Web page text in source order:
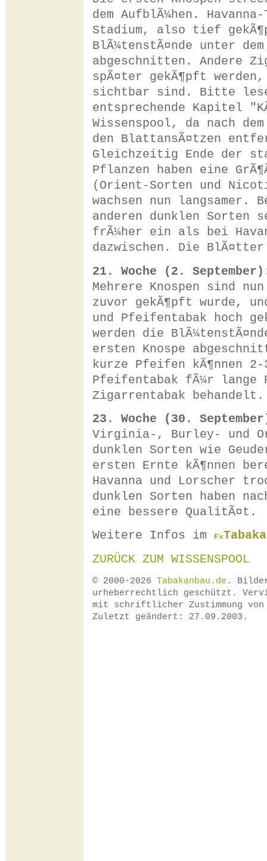
dem AufblÃ¼hen.
Stadium, also tief
BlÃ¼tenstÃ¤nde unter
abgeschnitten. Andere
spÃ¤ter gekÃ¶pft
sichtbar sind. Bitte
entsprechende Kapitel
Wissenspool, da nach
den BlattansÃ¤tzen
Gleichzeitig Ende der
Pflanzen haben eine
(Orient-Sorten und
wachsen nun langsamer.
anderen dunklen Sorten
frÃ¼her ein als bei
dazwischen. Die
21. Woche (2. September):
Mehrere Knospen sind
zuvor gekÃ¶pft wurde,
und Pfeifentabak hoch
werden die
ersten Knospe
kurze Pfeifen kÃ¶nnen
Pfeifentabak fÃ¼r lange
Zigarrentabak behandelt.
23. Woche (30.
Virginia-, Burley- und
dunklen Sorten wie
ersten Ernte kÃ¶nnen
Havanna und Lorscher
dunklen Sorten haben
eine bessere QualitÃ¤t.
Weitere Infos im
ZURÜCK ZUM WISSENSPOOL
© 2000-2026 Tabakanbau.de .
urheberrechtlich geschützt.
mit schriftlicher Zustimmung
Zuletzt geändert: 27.09.2003.